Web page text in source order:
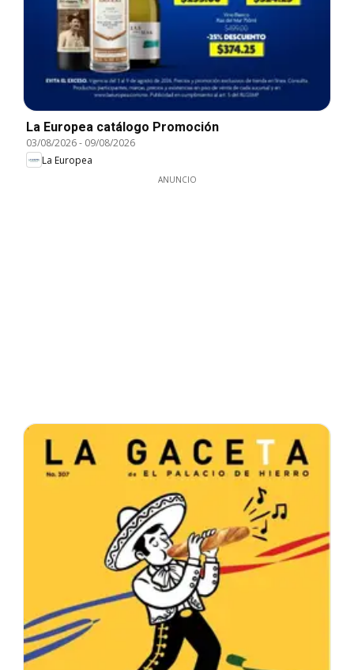
La Europea catálogo Promoción
03/08/2026- 09/08/2026
La Europea
ANUNCIO